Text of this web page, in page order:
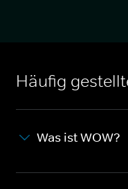
Häufig
Was ist WOW?